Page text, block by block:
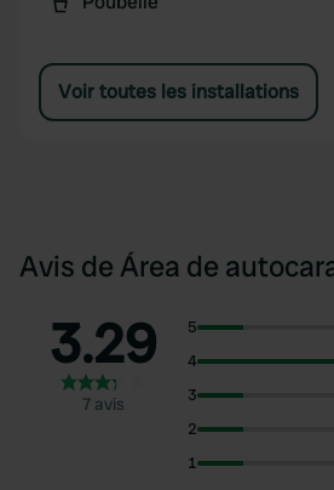
Voir toutes les installations
Avis de Área de
3.29
7 avis
5
4
3
2
1